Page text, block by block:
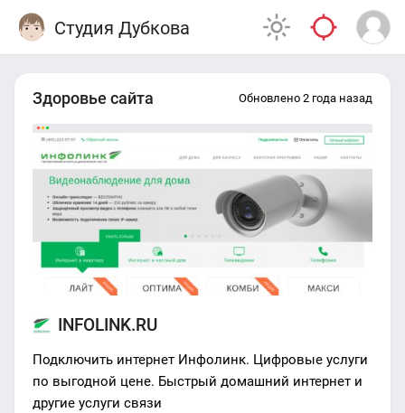
Студия Дубкова
Здоровье сайта Обновлено 2 года назад
INFOLINK.RU
Подключить интернет Инфолинк. Цифровые услуги
по выгодной цене. Быстрый домашний интернет и
другие услуги связи